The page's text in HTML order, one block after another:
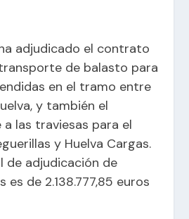
adjudicado el contrato
de balasto para
en el tramo entre
y también el
las traviesas para el
y Huelva Cargas.
de adjudicación de
de 2.138.777,85 euros